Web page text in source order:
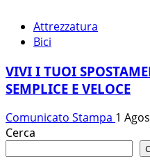
Attrezzatura
Bici
VIVI I TUOI
SEMPLICE E VELOCE
Comunicato Stampa 1
Cerca